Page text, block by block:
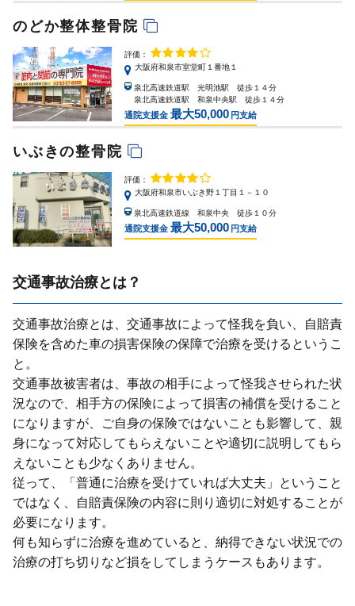
のどか整体整骨院
評価：
大阪府和泉市室堂町１番地１
泉北高速鉄道駅 光明池駅 徒歩１４分
泉北高速鉄道駅 和泉中央駅 徒歩１４分
通院支援金 最大50,000 円支給
いぶきの整骨院
評価：
大阪府和泉市いぶき野１丁目１－１０
泉北高速鉄道線 和泉中央 徒歩１０分
通院支援金 最大50,000 円支給
交通事故治療とは？
交通事故治療とは、交通事故によって怪我を負い、⾃賠責
保険を含めた⾞の損害保険の保障で治療を受けるというこ
と。
交通事故被害者は、事故の相⼿によって怪我させられた状
況なので、相⼿⽅の保険によって損害の補償を受けること
になりますが、ご⾃⾝の保険ではないことも影響して、親
⾝になって対応してもらえないことや適切に説明してもら
えないことも少なくありません。
従って、「普通に治療を受けていれば⼤丈夫」ということ
ではなく、⾃賠責保険の内容に則り適切に対処することが
必要になります。
何も知らずに治療を進めていると、納得できない状況での
治療の打ち切りなど損をしてしまうケースもあります。